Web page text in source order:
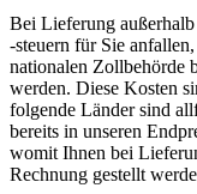
Bei Lieferung
-steuern für Sie
nationalen Zollbehörde
werden. Diese Kosten
folgende Länder sind
bereits in unseren
womit Ihnen bei
Rechnung gestellt